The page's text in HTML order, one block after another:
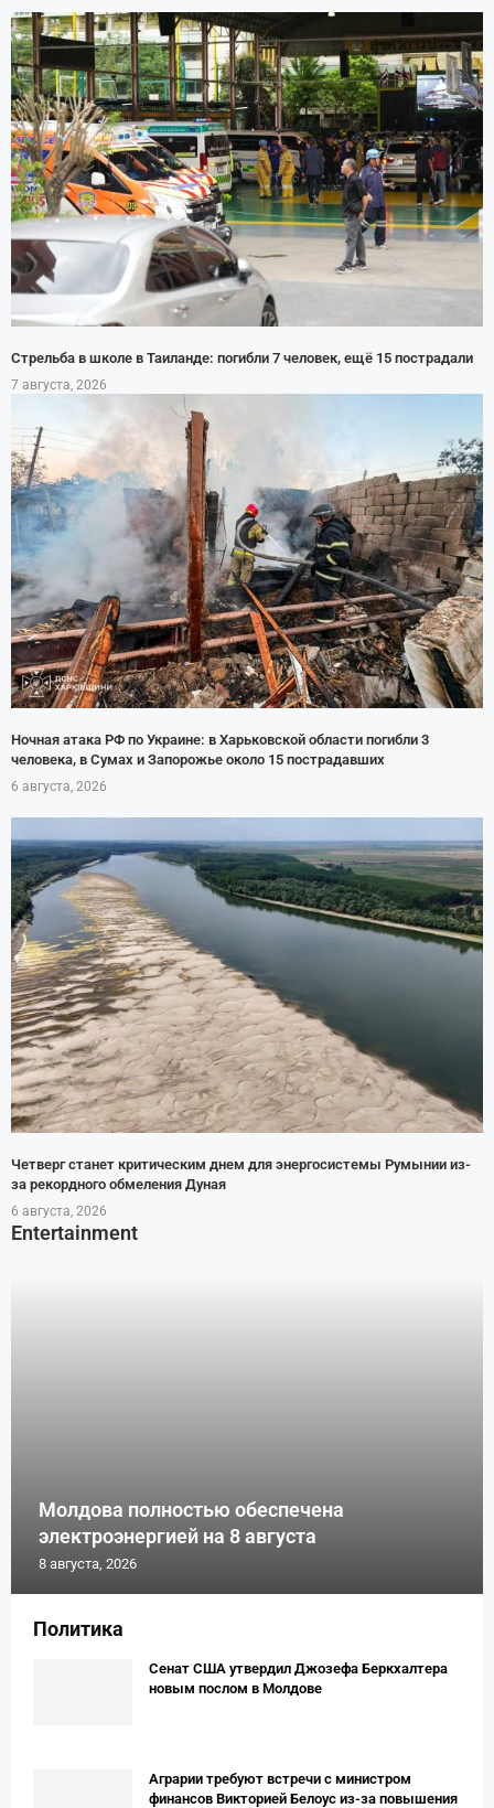
Стрельба в школе в Таиланде: погибли 7 человек, ещё 15 пострадали
7 августа, 2026
Ночная атака РФ по Украине: в Харьковской области погибли 3
человека, в Сумах и Запорожье около 15 пострадавших
6 августа, 2026
Четверг станет критическим днем для энергосистемы Румынии из-
за рекордного обмеления Дуная
6 августа, 2026
Entertainment
Молдова полностью обеспечена
электроэнергией на 8 августа
8 августа, 2026
Политика
Сенат США утвердил Джозефа Беркхалтера
новым послом в Молдове
Аграрии требуют встречи с министром
финансов Викторией Белоус из-за повышения